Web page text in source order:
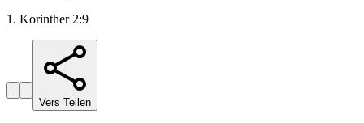
1. Korinther 2:9
Vers Teilen